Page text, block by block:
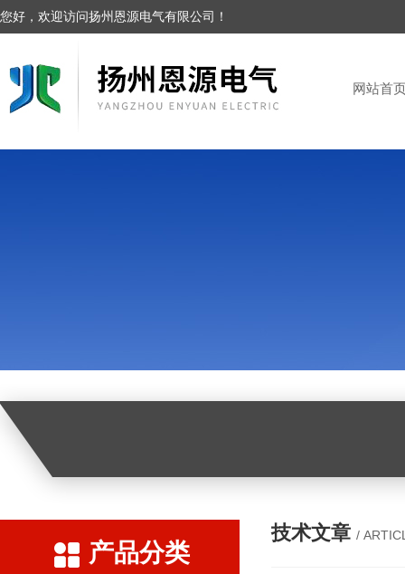
您好，欢迎访问扬州恩源电气有限公司！
网站首
产品分类
技术文章 /